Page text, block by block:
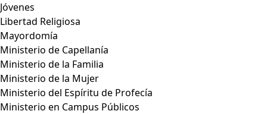
Jóvenes
Libertad Religiosa
Mayordomía
Ministerio de Capellanía
Ministerio de la Familia
Ministerio de la Mujer
Ministerio del Espíritu de Profecía
Ministerio en Campus Públicos